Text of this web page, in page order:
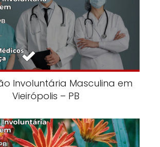
Involuntária Masculina em
Vieirópolis – PB